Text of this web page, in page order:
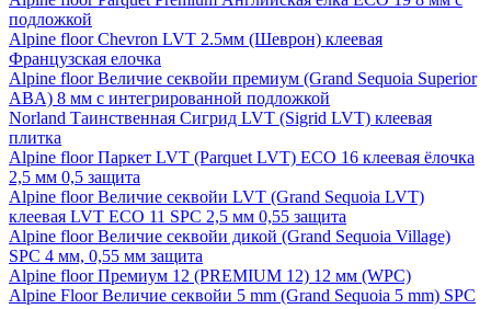
подложкой
Alpine floor Chevron LVT 2.5мм (Шеврон) клеевая
Французская елочка
Alpine floor Величие секвойи премиум (Grand Sequoia Superior
ABA) 8 мм с интегрированной подложкой
Norland Таинственная Сигрид LVT (Sigrid LVT) клеевая
плитка
Alpine floor Паркет LVT (Parquet LVT) ECO 16 клеевая ёлочка
2,5 мм 0,5 защита
Alpine floor Величие секвойи LVT (Grand Sequoia LVT)
клеевая LVT ECO 11 SPC 2,5 мм 0,55 защита
Alpine floor Величие секвойи дикой (Grand Sequoia Village)
SPC 4 мм, 0,55 мм защита
Alpine floor Премиум 12 (PREMIUM 12) 12 мм (WPC)
Alpine Floor Величие секвойи 5 mm (Grand Sequoia 5 mm) SPC